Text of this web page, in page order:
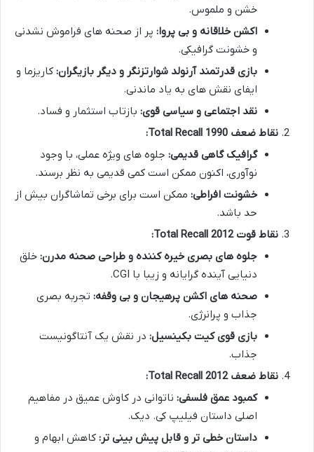
خشن و ملموس.
اکشن خلاقانه و بی پروا: پر از صحنه های فراموش نشدنی
و خشونت گرافیکی.
بازی قدرتمند آرنولد شوارتزنگر و دیگر بازیگران: کاریزما و
ایفای نقش های به یاد ماندنی.
نقد اجتماعی و سیاسی قوی: بازتاب استثمار و فساد.
نقاط ضعف Total Recall 1990:
گرافیک گاهی قدیمی: جلوه های ویژه عملی، با وجود
نوآوری، اکنون ممکن است کمی قدیمی به نظر برسند.
خشونت افراطی: ممکن است برای برخی تماشاگران بیش از
حد باشد.
نقاط قوت Total Recall 2012:
جلوه های بصری خیره کننده و طراحی صحنه مدرن: خلق
دنیایی آینده گرایانه و زیبا با CGI.
صحنه های اکشن پرهیجان و بی وقفه: تجربه بصری
جذاب و پرانرژی.
بازی قوی کیت بکینسیل: در نقش یک آنتاگونیست
جذاب.
نقاط ضعف Total Recall 2012:
کمبود عمق فلسفی: ناتوانی در کاوش عمیق در مفاهیم
اصلی داستان فیلیپ کی. دیک.
داستان خطی تر و قابل پیش بینی تر: کاهش ابهام و